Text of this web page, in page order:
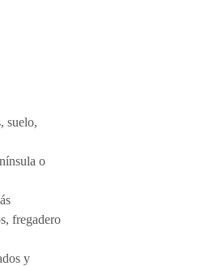
suelo,
o
fregadero
y